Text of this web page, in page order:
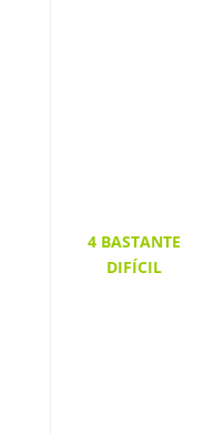
4 BASTANTE
DIFÍCIL